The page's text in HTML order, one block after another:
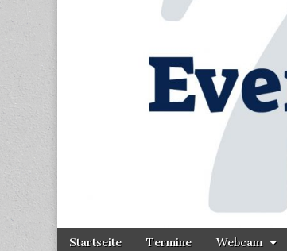
Main
Skip
Startseite Termine Webcam